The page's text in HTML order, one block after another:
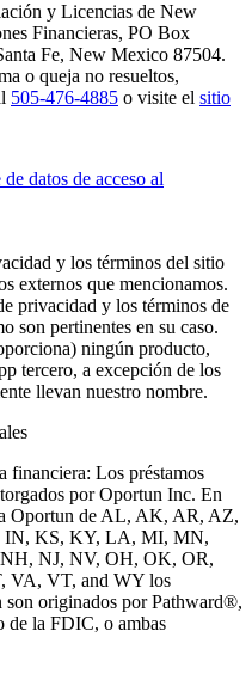
y Licencias de New
Financieras, PO Box
Fe, New Mexico 87504.
o queja no resueltos,
505-476-4885 o visite el sitio
de datos de acceso al
y los términos del sitio
externos que mencionamos.
privacidad y los términos de
son pertinentes en su caso.
ningún producto,
tercero, a excepción de los
llevan nuestro nombre.
financiera: Los préstamos
por Oportun Inc. En
Oportun de AL, AK, AR, AZ,
KS, KY, LA, MI, MN,
NJ, NV, OH, OK, OR,
VA, VT, and WY los
son originados por Pathward®,
la FDIC, o ambas